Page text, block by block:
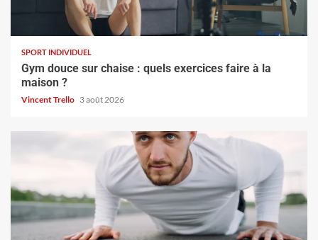
SPORT INDIVIDUEL
Gym douce sur chaise : quels exercices faire à la
maison ?
Vincent Trello 3 août 2026